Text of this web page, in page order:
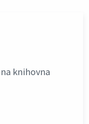
knihovna